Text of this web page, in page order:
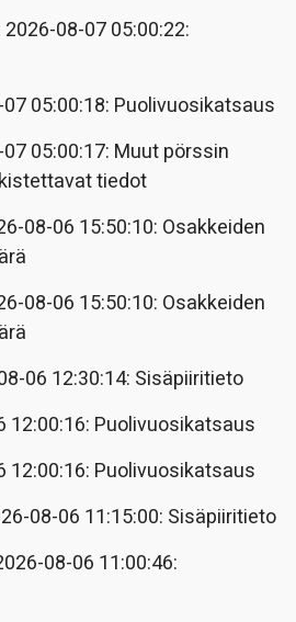
2026-08-07 05:00:22:
05:00:18: Puolivuosikatsaus
05:00:17: Muut pörssin
tiedot
08-06 15:50:10: Osakkeiden
08-06 15:50:10: Osakkeiden
06 12:30:14: Sisäpiiritieto
12:00:16: Puolivuosikatsaus
12:00:16: Puolivuosikatsaus
08-06 11:15:00: Sisäpiiritieto
08-06 11:00:46: